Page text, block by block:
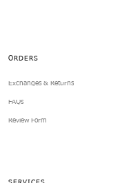
ORDERS
Exchanges & Returns
FAQs
Review Form